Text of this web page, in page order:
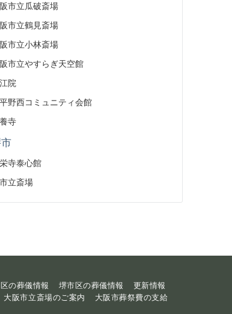
市立瓜破斎場
市立鶴見斎場
市立小林斎場
市立やすらぎ天空館
院
野西コミュニティ会館
寺
寺泰心館
立斎場
の葬儀情報 堺市区の葬儀情報
更新情報
大阪市立斎場のご案内
大阪市葬祭費の支給